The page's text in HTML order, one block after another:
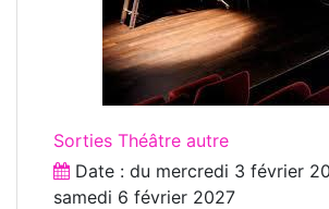
Sorties Théâtre autre
Date : du mercredi 3 février
samedi 6 février 2027